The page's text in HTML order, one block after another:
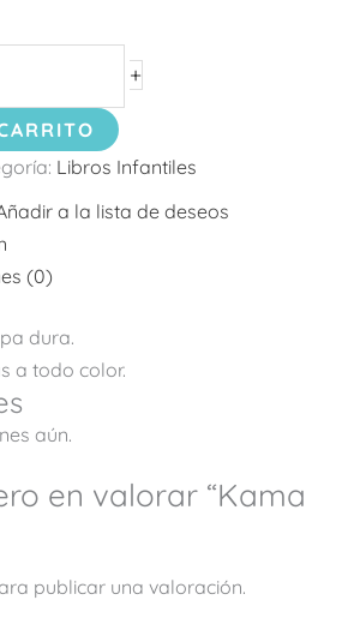
+
Libros Infantiles
a la lista de deseos
(0)
dura.
a todo color.
aún.
en valorar “Kama
publicar una valoración.